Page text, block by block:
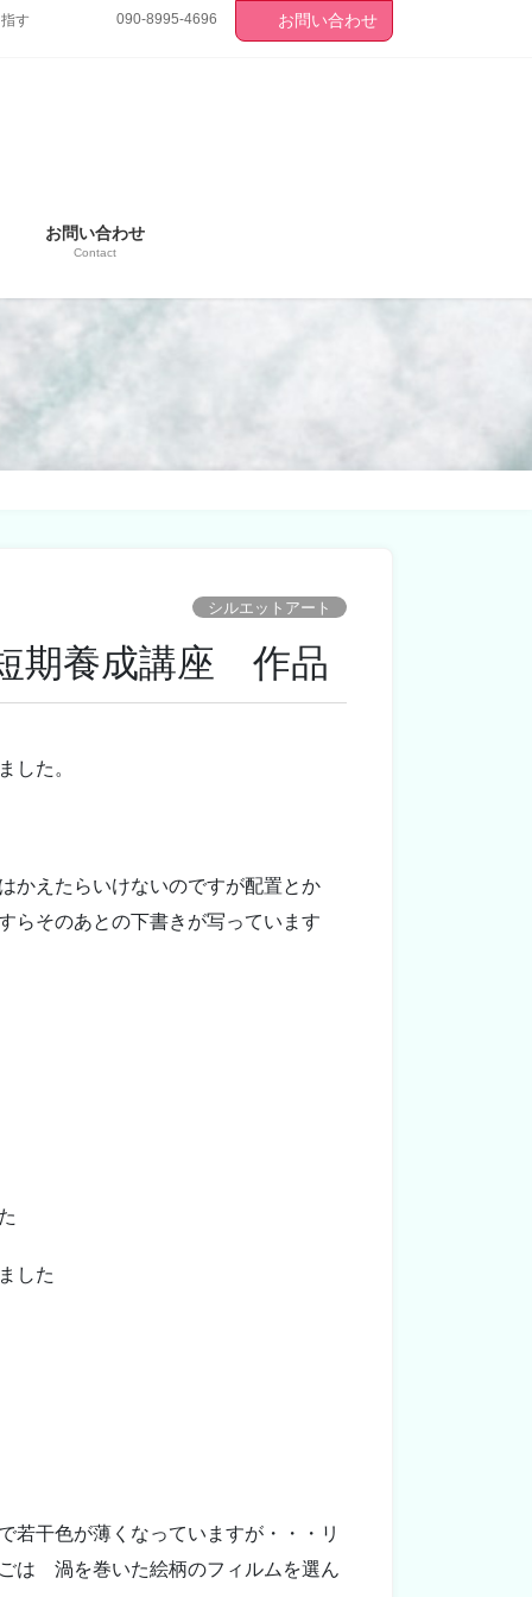
す 090-8995-4696 お問い合わせ
お問い合わせ
Contact
シルエットアート
期養成講座 作品
した。
かえたらいけないのですが配置とか
らそのあとの下書きが写っています
した
干色が薄くなっていますが・・・リ
は 渦を巻いた絵柄のフィルムを選ん